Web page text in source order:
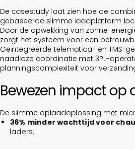
De casestudy laat zien hoe de
gebaseerde slimme laadplatform
Door de opwekking van zonne-
zorgt het systeem voor een
Geïntegreerde telematica- en TMS-
naadloze coördinatie met 3PL-
planningscomplexiteit voor
Bewezen impact op
De slimme oplaadoplossing met
36% minder wachttijd voor
laders.